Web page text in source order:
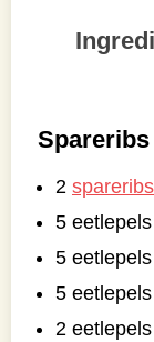
Spareribs
2
5
5
5
2